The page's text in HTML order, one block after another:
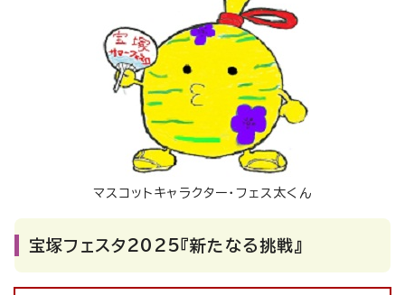
マスコットキャラクター・フェス太くん
宝塚フェスタ2025『新たなる挑戦』